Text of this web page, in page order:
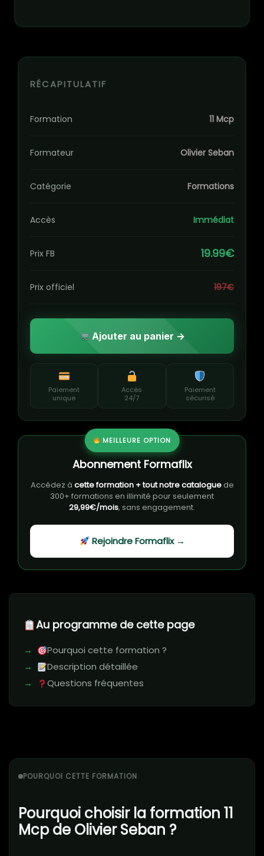
Au programme de cette page
Pourquoi cette formation ?
Description détaillée
Questions fréquentes
POURQUOI CETTE FORMATION
Pourquoi choisir la formation 11
Mcp de Olivier Seban ?
RÉCAPITULATIF
Formation 11 Mcp
Formateur Olivier Seban
Catégorie Formations
Accès Immédiat
Prix FB 19.99€
Prix officiel 197€
Ajouter au panier →
Paiement
unique
Accès
24/7
Paiement
sécurisé
MEILLEURE OPTION
Abonnement Formaflix
Accédez à cette formation + tout notre cataloguede
300+ formations en illimité pour seulement
29,99€/mois, sans engagement.
Rejoindre Formaflix →